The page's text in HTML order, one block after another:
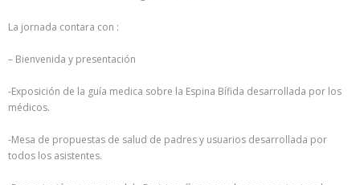
La jornada contara con :
– Bienvenida y presentación
-Exposición de la guía medica sobre la Espina Bífida desarrollada por los
médicos.
-Mesa de propuestas de salud de padres y usuarios desarrollada por
todos los asistentes.